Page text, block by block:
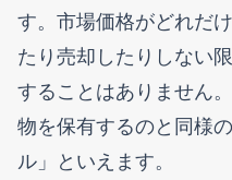
す。市場価格がどれだ
たり売却したりしない
することはありません
物を保有するのと同様
ル」といえます。